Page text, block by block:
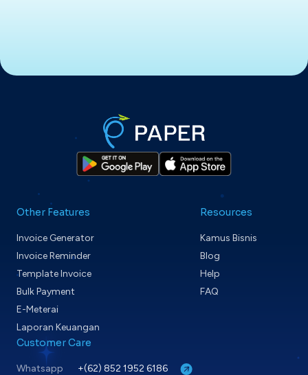
Other Features
Invoice Generator
Invoice Reminder
Template Invoice
Bulk Payment
E-Meterai
Laporan Keuangan
Resources
Kamus Bisnis
Blog
Help
FAQ
Customer Care
Whatsapp
+(62) 852 1952 6186